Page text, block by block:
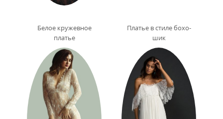
Белое кружевное
платье
Платье в стиле бохо-
шик